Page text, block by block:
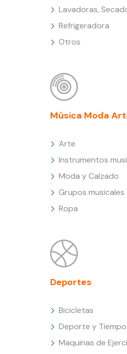
Lavadoras,
Refrigeradora
Otros
Música Moda
Arte
Instrumentos
Moda y Calzado
Grupos musicales
Ropa
Deportes
Bicicletas
Deporte y
Maquinas de